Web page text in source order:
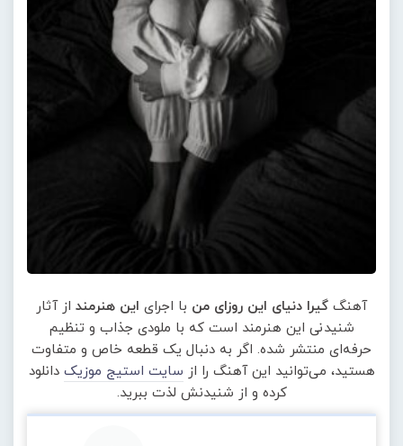
آهنگ گیرا دنیای این روزای من با اجرای این هنرمند از آثار
شنیدنی این هنرمند است که با ملودی جذاب و تنظیم
حرفه‌ای منتشر شده. اگر به دنبال یک قطعه خاص و متفاوت
هستید، می‌توانید این آهنگ را از سایت استیج موزیک دانلود
کرده و از شنیدنش لذت ببرید.